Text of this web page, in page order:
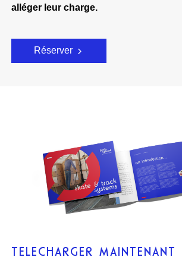
alléger leur charge.
Réserver
TELECHARGER MAINTENANT